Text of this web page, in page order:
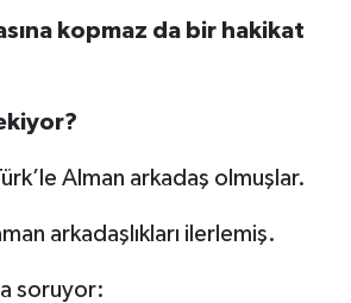
kopmaz da bir hakikat
Alman arkadaş olmuşlar.
arkadaşlıkları ilerlemiş.
soruyor: